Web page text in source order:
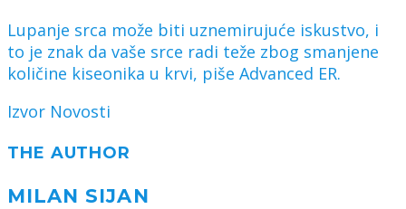
Lupanje srca može biti uznemirujuće iskustvo, i
to je znak da vaše srce radi teže zbog smanjene
količine kiseonika u krvi, piše Advanced ER.
Izvor Novosti
THE AUTHOR
MILAN SIJAN